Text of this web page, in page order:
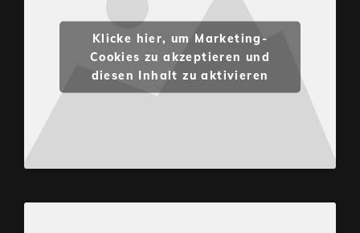
Klicke hier, um Marketing-
Cookies zu akzeptieren und
diesen Inhalt zu aktivieren